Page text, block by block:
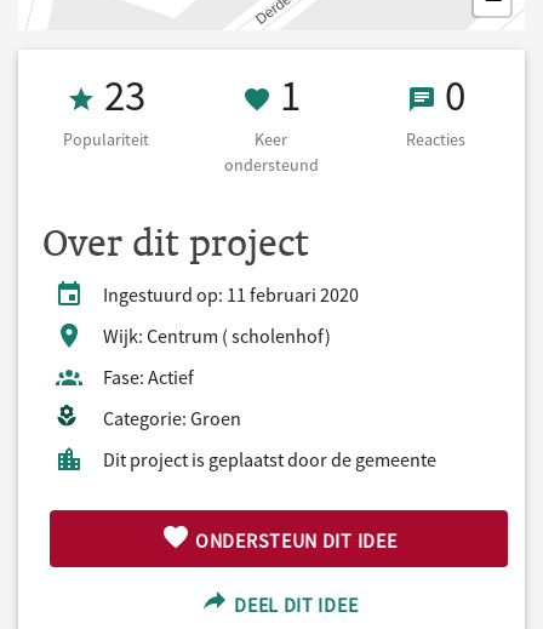
Populariteit 23
23
Populariteit
1 Keer
1
Keer
ondersteund
0 0
Reacties
Over dit project
Ingestuurd op: 11 februari 2020
Wijk: Centrum ( scholenhof)
Fase: Actief
Categorie: Groen
Dit project is geplaatst door de gemeente
ONDERSTEUN DIT IDEE
DEEL DIT IDEE